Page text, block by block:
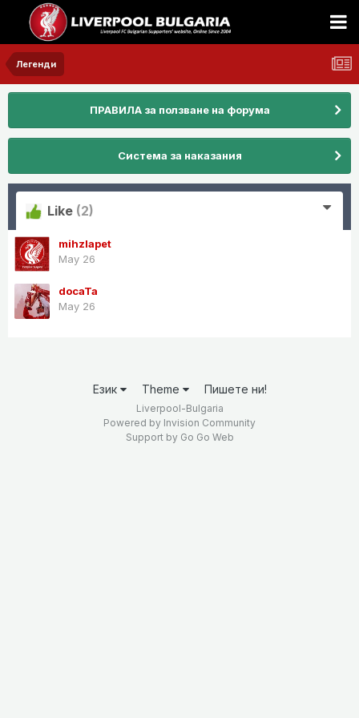
Легенди
ПРАВИЛА за ползване на форума
Система за наказания
Like (2)
mihzlapet
May 26
docaTa
May 26
Език Theme Пишете ни!
Liverpool-Bulgaria
Powered by Invision Community
Support by Go Go Web